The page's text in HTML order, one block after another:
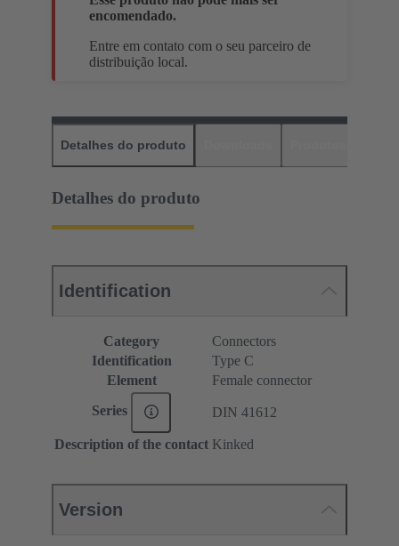
encomendado.
Entre em contato com o seu parceiro de
distribuição local.
Detalhes do produto
Detalhes do produto
Identification
Category
Connectors
Identification
Type C
Element
Female connector
Series DIN 41612
Description of the contact Kinked
Version